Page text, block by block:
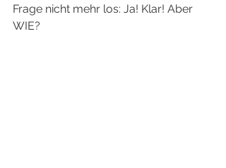
Frage nicht mehr los: Ja! Klar! Aber
WIE?